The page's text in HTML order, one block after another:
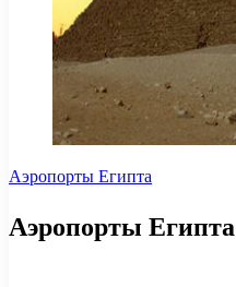
Аэропорты Египта
Аэропорты Египта